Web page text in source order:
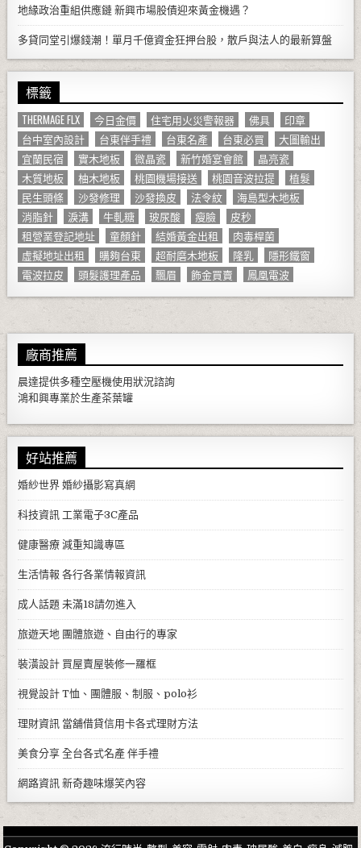
地緣政治重組供應鏈 新興市場股債迎來黃金機遇？
多貸同堂引爆錢潮！單月千億資金狂押台股，散戶與法人的最新算盤
標籤
THERMAGE FLX 今日金價 住宅用火災警報器 佛具
印章
台中室內設計
台東伴手禮 台東名產 台東必買
大圖輸出
宜蘭民宿
實木地板 微晶瓷 新竹婚宴會館
晶亮瓷
木質地板
柚木地板 桃園機場接送 桃園音波拉提
植髮
民生頭條
沙發修理 沙發換皮 法令紋
海島型木地板
消脂針
淚溝 牛軋糖 玻尿酸 瘦臉
皮秒
租營業登記地址
童顏針 結婚黃金出租
肉毒桿菌
虛擬地址出租
購夠台東 超耐磨木地板 隆乳
隱形鐵窗
電波拉皮
頭髮護理產品 飄眉 飾金買賣 鳳凰電波
廠商推薦
晨達提供多種空壓機使用狀況諮詢
鴻和興專業於生產茶葉罐
好站推薦
婚紗世界 婚紗攝影寫真網
科技資訊 工業電子3C產品
健康醫療 減重知識專區
生活情報 各行各業情報資訊
成人話題 未滿18請勿進入
旅遊天地 團體旅遊、自由行的專家
裝潢設計 買屋賣屋裝修一羅框
視覺設計 T恤、團體服、制服、polo衫
理財資訊 當舖借貸信用卡各式理財方法
美食分享 全台各式名產 伴手禮
網路資訊 新奇趣味爆笑內容